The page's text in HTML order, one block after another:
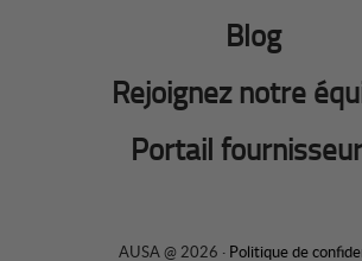
Blog
Rejoignez notre
Portail
AUSA @ 2026 · Politique de